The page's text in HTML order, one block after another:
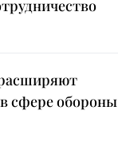
сфере обороны